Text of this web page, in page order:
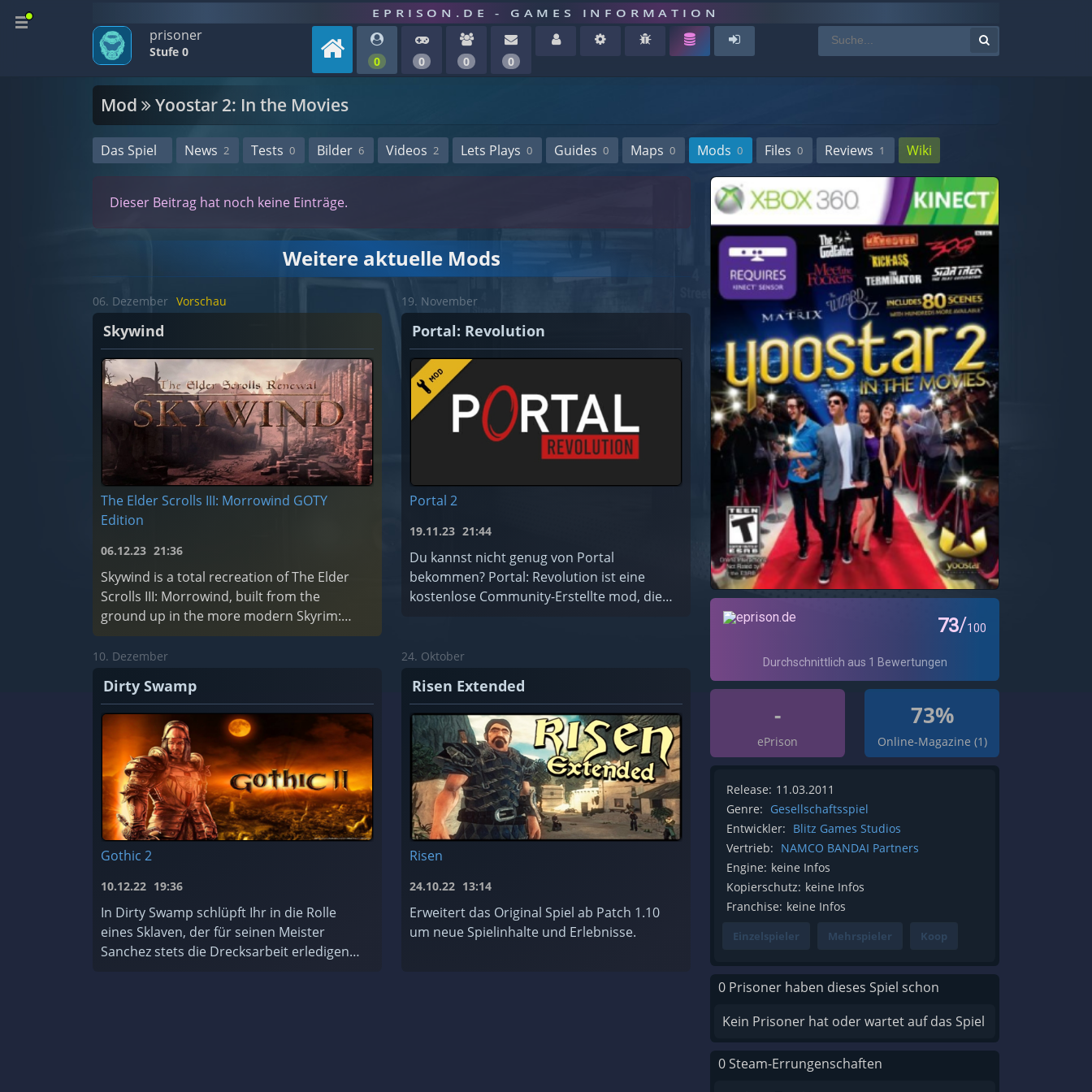
EPRISON.DE - GAMES INFORMATION
prisoner
Stufe 0
0 0 0 0
Mod Yoostar 2: In the Movies
Das Spiel News 2 Tests 0 Bilder 6 Videos 2 Lets Plays 0 Guides 0 Maps 0 Mods 0 Files 0 Reviews 1 Wiki
Dieser Beitrag hat noch keine Einträge.
Weitere aktuelle Mods
06. Dezember Vorschau
Skywind
The Elder Scrolls III: Morrowind GOTY
Edition
06.12.23 21:36
Skywind is a total recreation of The Elder
Scrolls III: Morrowind, built from the
ground up in the more modern Skyrim:
19. November
Portal: Revolution
Portal 2
19.11.23 21:44
Du kannst nicht genug von Portal
bekommen? Portal: Revolution ist eine
kostenlose Community-Erstellte mod, die
10. Dezember
Dirty Swamp
Gothic 2
10.12.22 19:36
In Dirty Swamp schlüpft Ihr in die Rolle
eines Sklaven, der für seinen Meister
Sanchez stets die Drecksarbeit erledigen
24. Oktober
Risen Extended
Risen
24.10.22 13:14
Erweitert das Original Spiel ab Patch 1.10
um neue Spielinhalte und Erlebnisse.
-
ePrison
73%
Online-Magazine (1)
Release: 11.03.2011
Genre: Gesellschaftsspiel
Entwickler: Blitz Games Studios
Vertrieb: NAMCO BANDAI Partners
Engine: keine Infos
Kopierschutz: keine Infos
Franchise: keine Infos
Einzelspieler Mehrspieler Koop
0 Prisoner haben dieses Spiel schon
Kein Prisoner hat oder wartet auf das Spiel
0 Steam-Errungenschaften